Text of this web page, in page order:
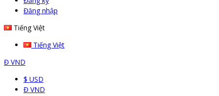
Đăng nhập
Tiếng Việt
Tiếng Việt
Đ VND
$ USD
Đ VND